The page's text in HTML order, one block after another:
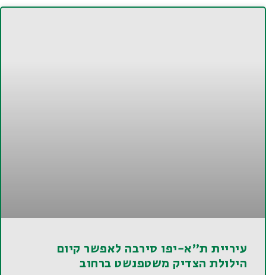
עיריית ת"א-יפו סירבה לאפשר קיום
הילולת הצדיק משטפנשט ברחוב